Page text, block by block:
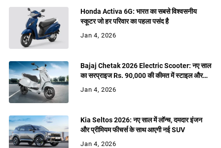
Honda Activa 6G: भारत का सबसे विश्वसनीय
स्कूटर जो हर परिवार का पहला पसंद है
Jan 4, 2026
Bajaj Chetak 2026 Electric Scooter: नए साल
का सरप्राइज Rs. 90,000 की कीमत में स्टाइल और
शक्ति
Jan 4, 2026
Kia Seltos 2026: नए साल में लॉन्च, दमदार इंजन
और प्रीमियम फीचर्स के साथ आएगी नई SUV
Jan 4, 2026